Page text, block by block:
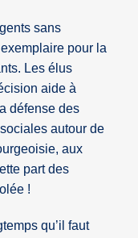
sans
pour la
Les élus
aide à
défense des
autour de
aux
part des
!
qu’il faut